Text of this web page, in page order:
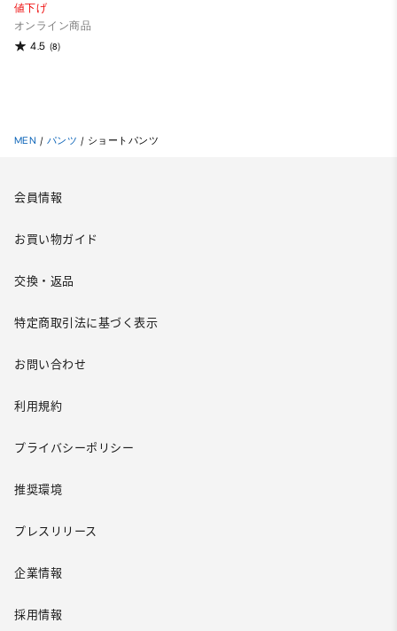
値下げ
オンライン商品
4.5 (8)
MEN / パンツ / ショートパンツ
会員情報
お買い物ガイド
交換・返品
特定商取引法に基づく表示
お問い合わせ
利用規約
プライバシーポリシー
推奨環境
プレスリリース
企業情報
採用情報